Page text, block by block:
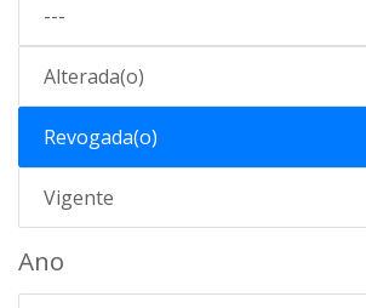
---
Alterada(o)
Revogada(o)
Vigente
Ano